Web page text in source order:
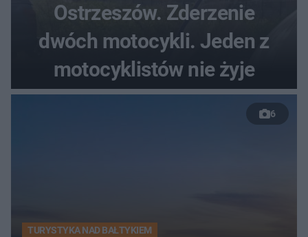
Ostrzeszów. Zderzenie
dwóch motocykli. Jeden z
motocyklistów nie żyje
6
TURYSTYKA NAD BAŁTYKIEM